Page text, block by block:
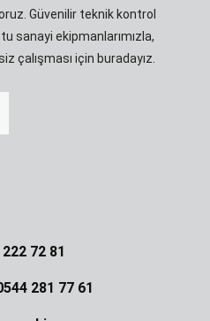
Güvenilir teknik kontrol
sanayi ekipmanlarımızla,
çalışması için buradayız.
72 81
281 77 61